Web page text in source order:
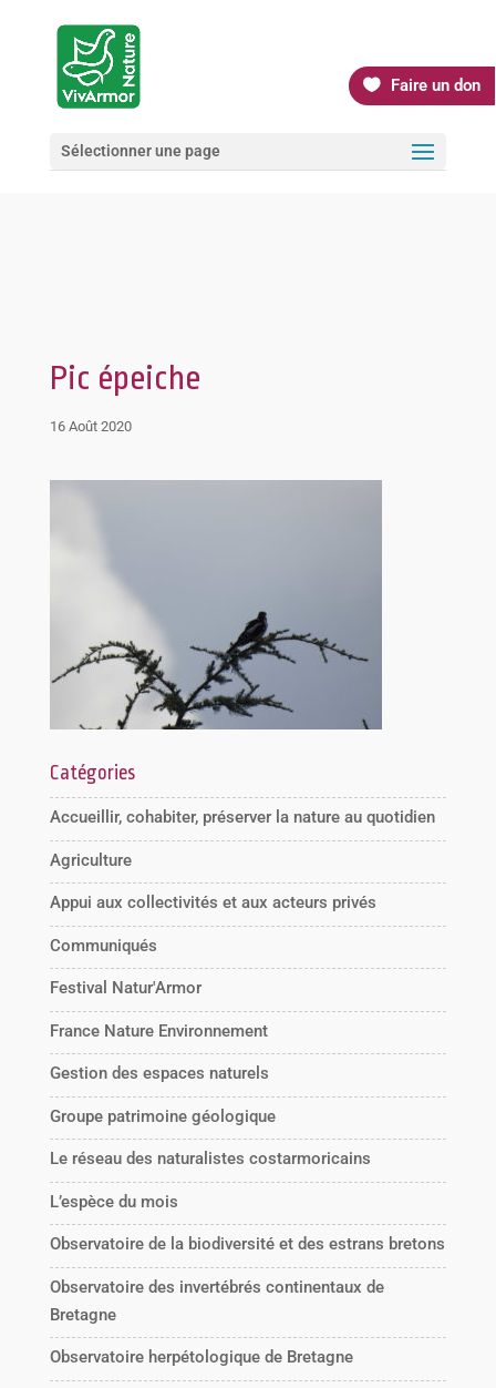
Faire un don
Sélectionner une page
Pic épeiche
16 Août 2020
Catégories
Accueillir, cohabiter, préserver la nature au quotidien
Agriculture
Appui aux collectivités et aux acteurs privés
Communiqués
Festival Natur'Armor
France Nature Environnement
Gestion des espaces naturels
Groupe patrimoine géologique
Le réseau des naturalistes costarmoricains
L’espèce du mois
Observatoire de la biodiversité et des estrans bretons
Observatoire des invertébrés continentaux de
Bretagne
Observatoire herpétologique de Bretagne